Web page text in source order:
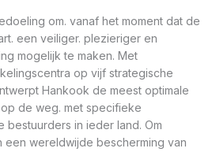
om. vanaf het moment dat de
een veiliger. plezieriger en
mogelijk te maken. Met
op vijf strategische
Hankook de meest optimale
de weg. met specifieke
in ieder land. Om
een wereldwijde bescherming van